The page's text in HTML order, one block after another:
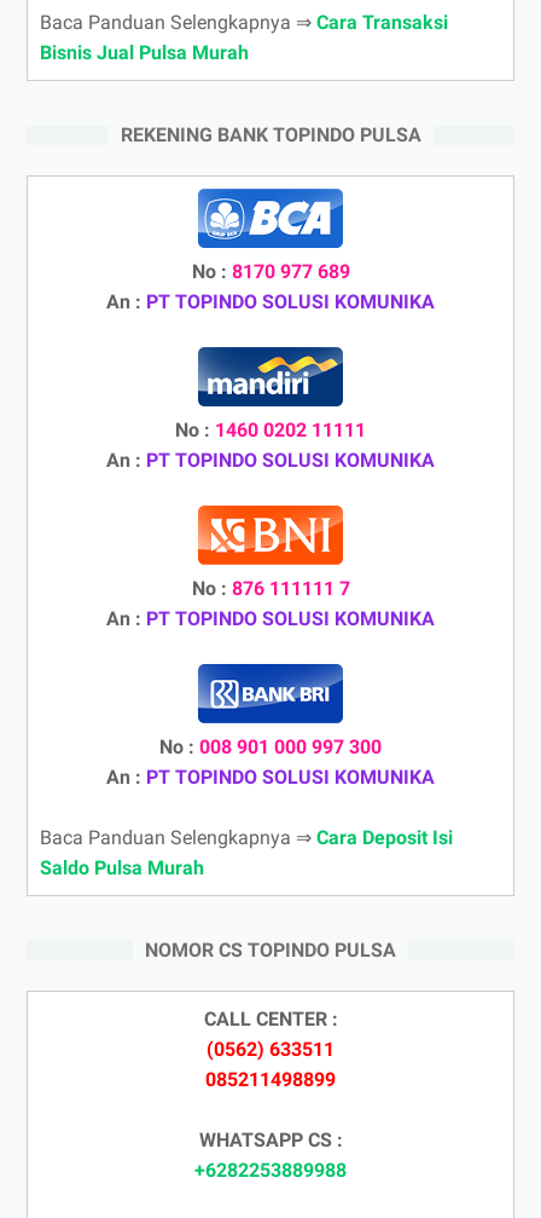
Baca Panduan Selengkapnya ⇒ Cara Transaksi
Bisnis Jual Pulsa Murah
REKENING BANK TOPINDO PULSA
No : 8170 977 689
An : PT TOPINDO SOLUSI KOMUNIKA
No : 1460 0202 11111
An : PT TOPINDO SOLUSI KOMUNIKA
No : 876 111111 7
An : PT TOPINDO SOLUSI KOMUNIKA
No : 008 901 000 997 300
An : PT TOPINDO SOLUSI KOMUNIKA
Baca Panduan Selengkapnya ⇒ Cara Deposit Isi
Saldo Pulsa Murah
NOMOR CS TOPINDO PULSA
CALL CENTER :
(0562) 633511
085211498899
WHATSAPP CS :
+6282253889988